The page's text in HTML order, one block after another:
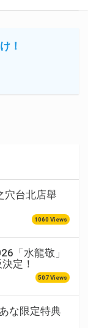
！
穴台北店舉
1060 Views
「水龍敬」
定！
507 Views
な限定特典